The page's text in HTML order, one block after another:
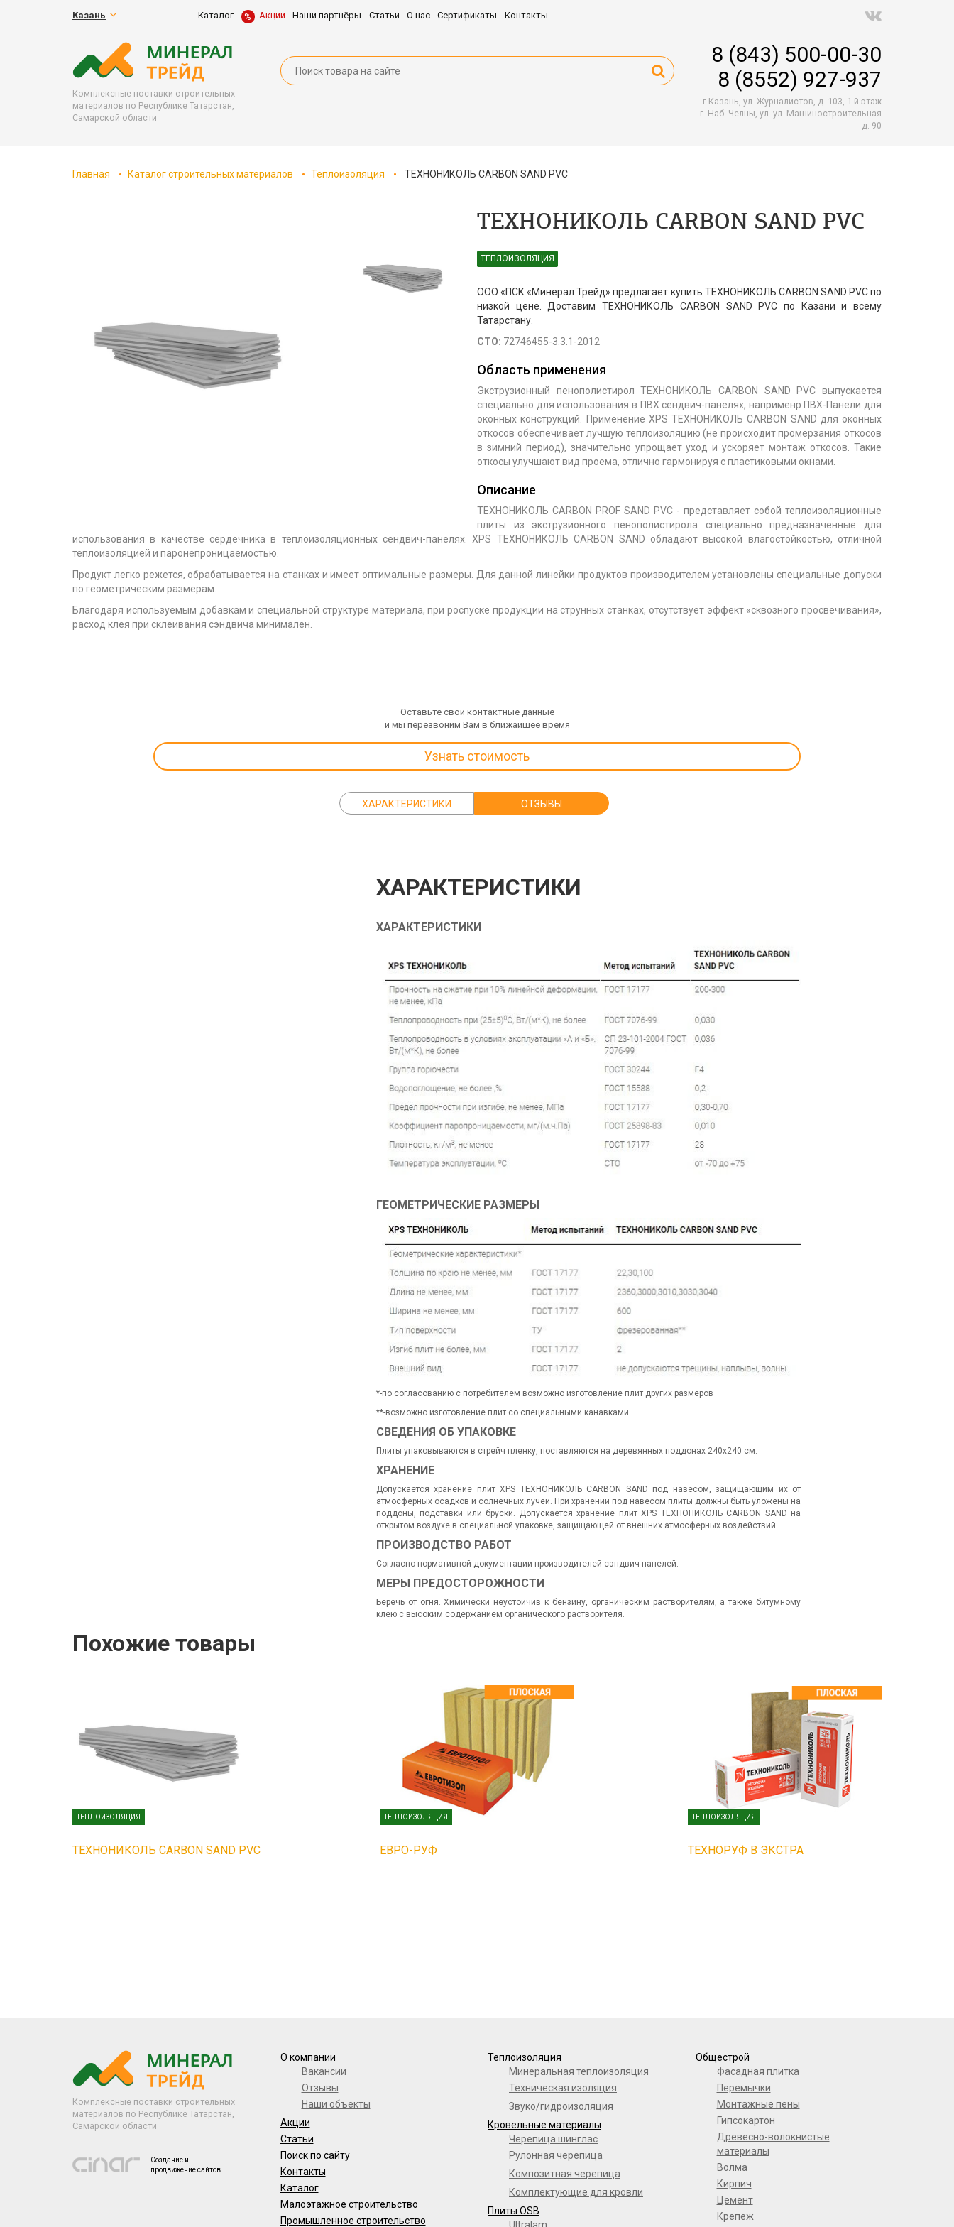
Казань Каталог Акции Наши партнёры Статьи О нас Сертификаты Контакты
Комплексные поставки строительных
материалов по Республике Татарстан,
Самарской области
8 (843) 500-00-30
8 (8552) 927-937
г.Казань, ул. Журналистов, д. 103, 1-й этаж
г. Наб. Челны, ул. ул. Машиностроительная
д. 90
Главная Каталог строительных материалов Теплоизоляция ТЕХНОНИКОЛЬ CARBON SAND PVC
ТЕХНОНИКОЛЬ CARBON SAND PVC
ТЕПЛОИЗОЛЯЦИЯ
ООО «ПСК «Минерал Трейд» предлагает купить ТЕХНОНИКОЛЬ CARBON SAND PVC по
низкой цене. Доставим ТЕХНОНИКОЛЬ CARBON SAND PVC по Казани и всему
Татарстану.
СТО: 72746455-3.3.1-2012
Область применения
Экструзионный пенополистирол ТЕХНОНИКОЛЬ CARBON SAND PVC выпускается
специально для использования в ПВХ сендвич-панелях, наприменр ПВХ-Панели для
оконных конструкций. Применение XPS ТЕХНОНИКОЛЬ CARBON SAND для оконных
откосов обеспечивает лучшую теплоизоляцию (не происходит промерзания откосов
в зимний период), значительно упрощает уход и ускоряет монтаж откосов. Такие
откосы улучшают вид проема, отлично гармонируя с пластиковыми окнами.
Описание
ТЕХНОНИКОЛЬ CARBON PROF SAND PVC - представляет собой теплоизоляционные
плиты из экструзионного пенополистирола специально предназначенные для
использования в качестве сердечника в теплоизоляционных сендвич-панелях. XPS ТЕХНОНИКОЛЬ CARBON SAND обладают высокой влагостойкостью, отличной
теплоизоляцией и паронепроницаемостью.
Продукт легко режется, обрабатывается на станках и имеет оптимальные размеры. Для данной линейки продуктов производителем установлены специальные допуски
по геометрическим размерам.
Благодаря используемым добавкам и специальной структуре материала, при роспуске продукции на струнных станках, отсутствует эффект «сквозного просвечивания»,
расход клея при склеивания сэндвича минимален.
Оставьте свои контактные данные
и мы перезвоним Вам в ближайшее время
Узнать стоимость
ХАРАКТЕРИСТИКИ ОТЗЫВЫ
ХАРАКТЕРИСТИКИ
ХАРАКТЕРИСТИКИ
ГЕОМЕТРИЧЕСКИЕ РАЗМЕРЫ
*-по согласованию с потребителем возможно изготовление плит других размеров
**-возможно изготовление плит со специальными канавками
СВЕДЕНИЯ ОБ УПАКОВКЕ
Плиты упаковываются в стрейч пленку, поставляются на деревянных поддонах 240х240 см.
ХРАНЕНИЕ
Допускается хранение плит XPS ТЕХНОНИКОЛЬ CARBON SAND под навесом, защищающим их от
атмосферных осадков и солнечных лучей. При хранении под навесом плиты должны быть уложены на
поддоны, подставки или бруски. Допускается хранение плит XPS ТЕХНОНИКОЛЬ CARBON SAND на
открытом воздухе в специальной упаковке, защищающей от внешних атмосферных воздействий.
ПРОИЗВОДСТВО РАБОТ
Согласно нормативной документации производителей сэндвич-панелей.
МЕРЫ ПРЕДОСТОРОЖНОСТИ
Беречь от огня. Химически неустойчив к бензину, органическим растворителям, а также битумному
клею с высоким содержанием органического растворителя.
Похожие товары
ТЕПЛОИЗОЛЯЦИЯ
ТЕХНОНИКОЛЬ CARBON SAND PVC
ТЕПЛОИЗОЛЯЦИЯ
ЕВРО-РУФ
ТЕПЛОИЗОЛЯЦИЯ
ТЕХНОРУФ В ЭКСТРА
Комплексные поставки строительных
материалов по Республике Татарстан,
Самарской области
Создание и
продвижение сайтов
О компании
Вакансии
Отзывы
Наши объекты
Акции
Статьи
Поиск по сайту
Контакты
Каталог
Малоэтажное строительство
Промышленное строительство
Теплоизоляция
Минеральная теплоизоляция
Техническая изоляция
Звуко/гидроизоляция
Кровельные материалы
Черепица шинглас
Рулонная черепица
Композитная черепица
Комплектующие для кровли
Плиты OSB
Общестрой
Фасадная плитка
Перемычки
Монтажные пены
Гипсокартон
Древесно-волокнистые
материалы
Волма
Кирпич
Цемент
Крепеж